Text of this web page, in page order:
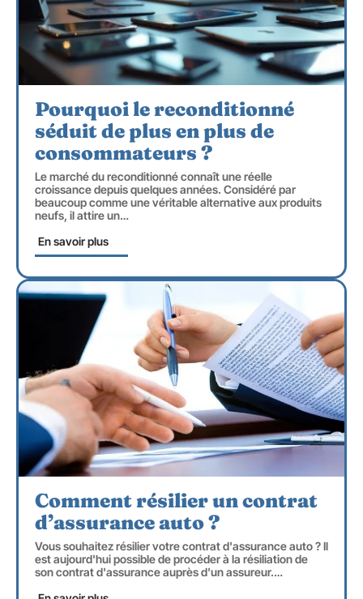
Pourquoi le reconditionné
séduit de plus en plus de
consommateurs ?
Le marché du reconditionné connaît une réelle
croissance depuis quelques années. Considéré par
beaucoup comme une véritable alternative aux produits
neufs, il attire un…
En savoir plus
Comment résilier un contrat
d’assurance auto ?
Vous souhaitez résilier votre contrat d'assurance auto ? Il
est aujourd'hui possible de procéder à la résiliation de
son contrat d'assurance auprès d'un assureur.…